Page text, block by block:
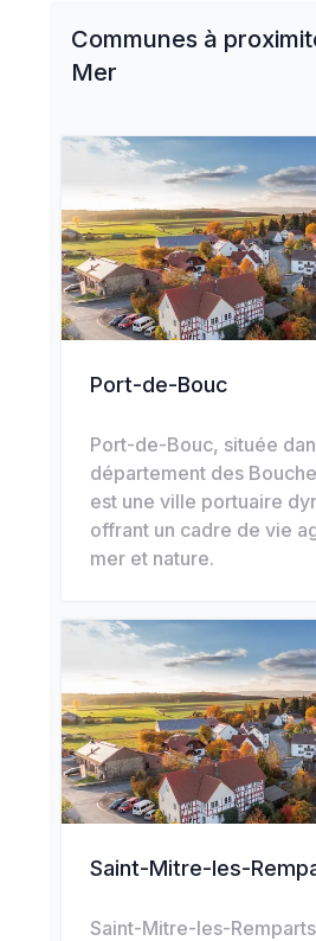
Communes à
Mer
Port-de-Bouc
Port-de-Bouc, située
département des
est une ville portuaire
offrant un cadre de vie
mer et nature.
Saint-Mitre-les-
Saint-Mitre-les-